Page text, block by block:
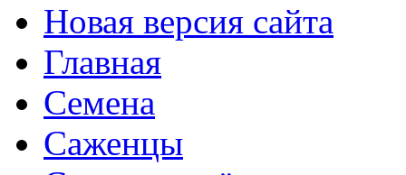
Новая версия сайта
Главная
Семена
Саженцы